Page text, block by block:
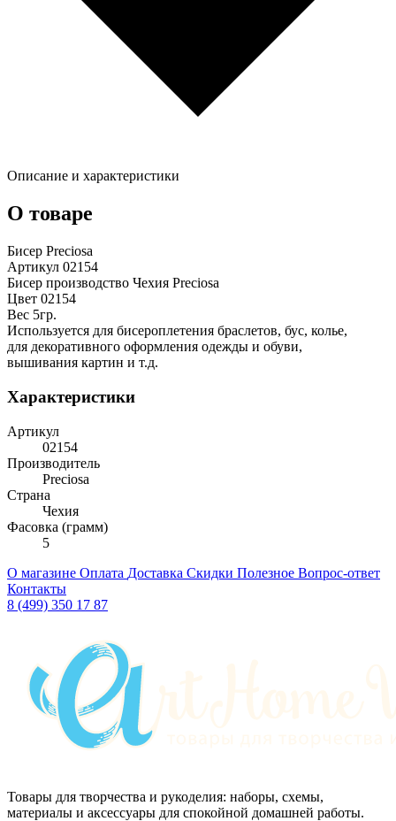
Описание и характеристики
О товаре
Бисер Preciosa
Артикул 02154
Бисер производство Чехия Preciosa
Цвет 02154
Вес 5гр.
Используется для бисероплетения браслетов, бус, колье,
для декоративного оформления одежды и обуви,
вышивания картин и т.д.
Характеристики
Артикул
02154
Производитель
Preciosa
Страна
Чехия
Фасовка (грамм)
5
О магазине Оплата Доставка Скидки Полезное Вопрос-ответ
Контакты
8 (499) 350 17 87
Товары для творчества и рукоделия: наборы, схемы,
материалы и аксессуары для спокойной домашней работы.